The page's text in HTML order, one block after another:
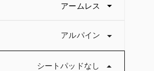
アームレス
シートパッドなし
アルパイン